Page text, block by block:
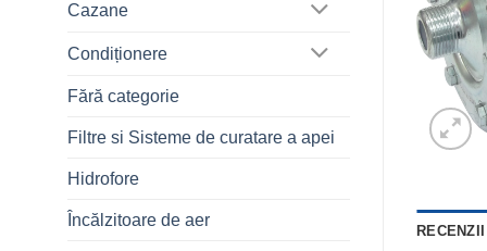
Cazane
Condiționere
Fără categorie
Filtre si Sisteme de curatare a apei
Hidrofore
Încălzitoare de aer